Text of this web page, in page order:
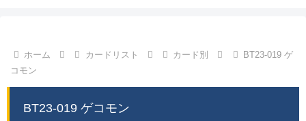
ホーム カードリスト カード別
BT23-019 ゲ
コモン
BT23-019 ゲコモン